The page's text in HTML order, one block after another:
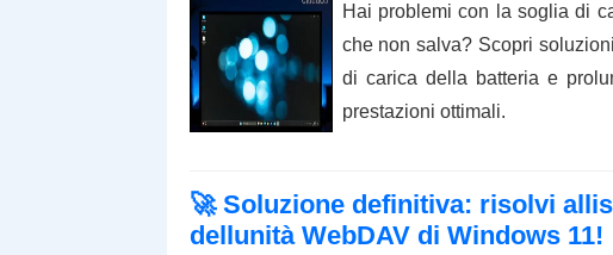
Hai problemi con la soglia di
che non salva? Scopri
di carica della batteria e
prestazioni ottimali.
🚀 Soluzione definitiva: risolvi
dellunità WebDAV di Windows 11!